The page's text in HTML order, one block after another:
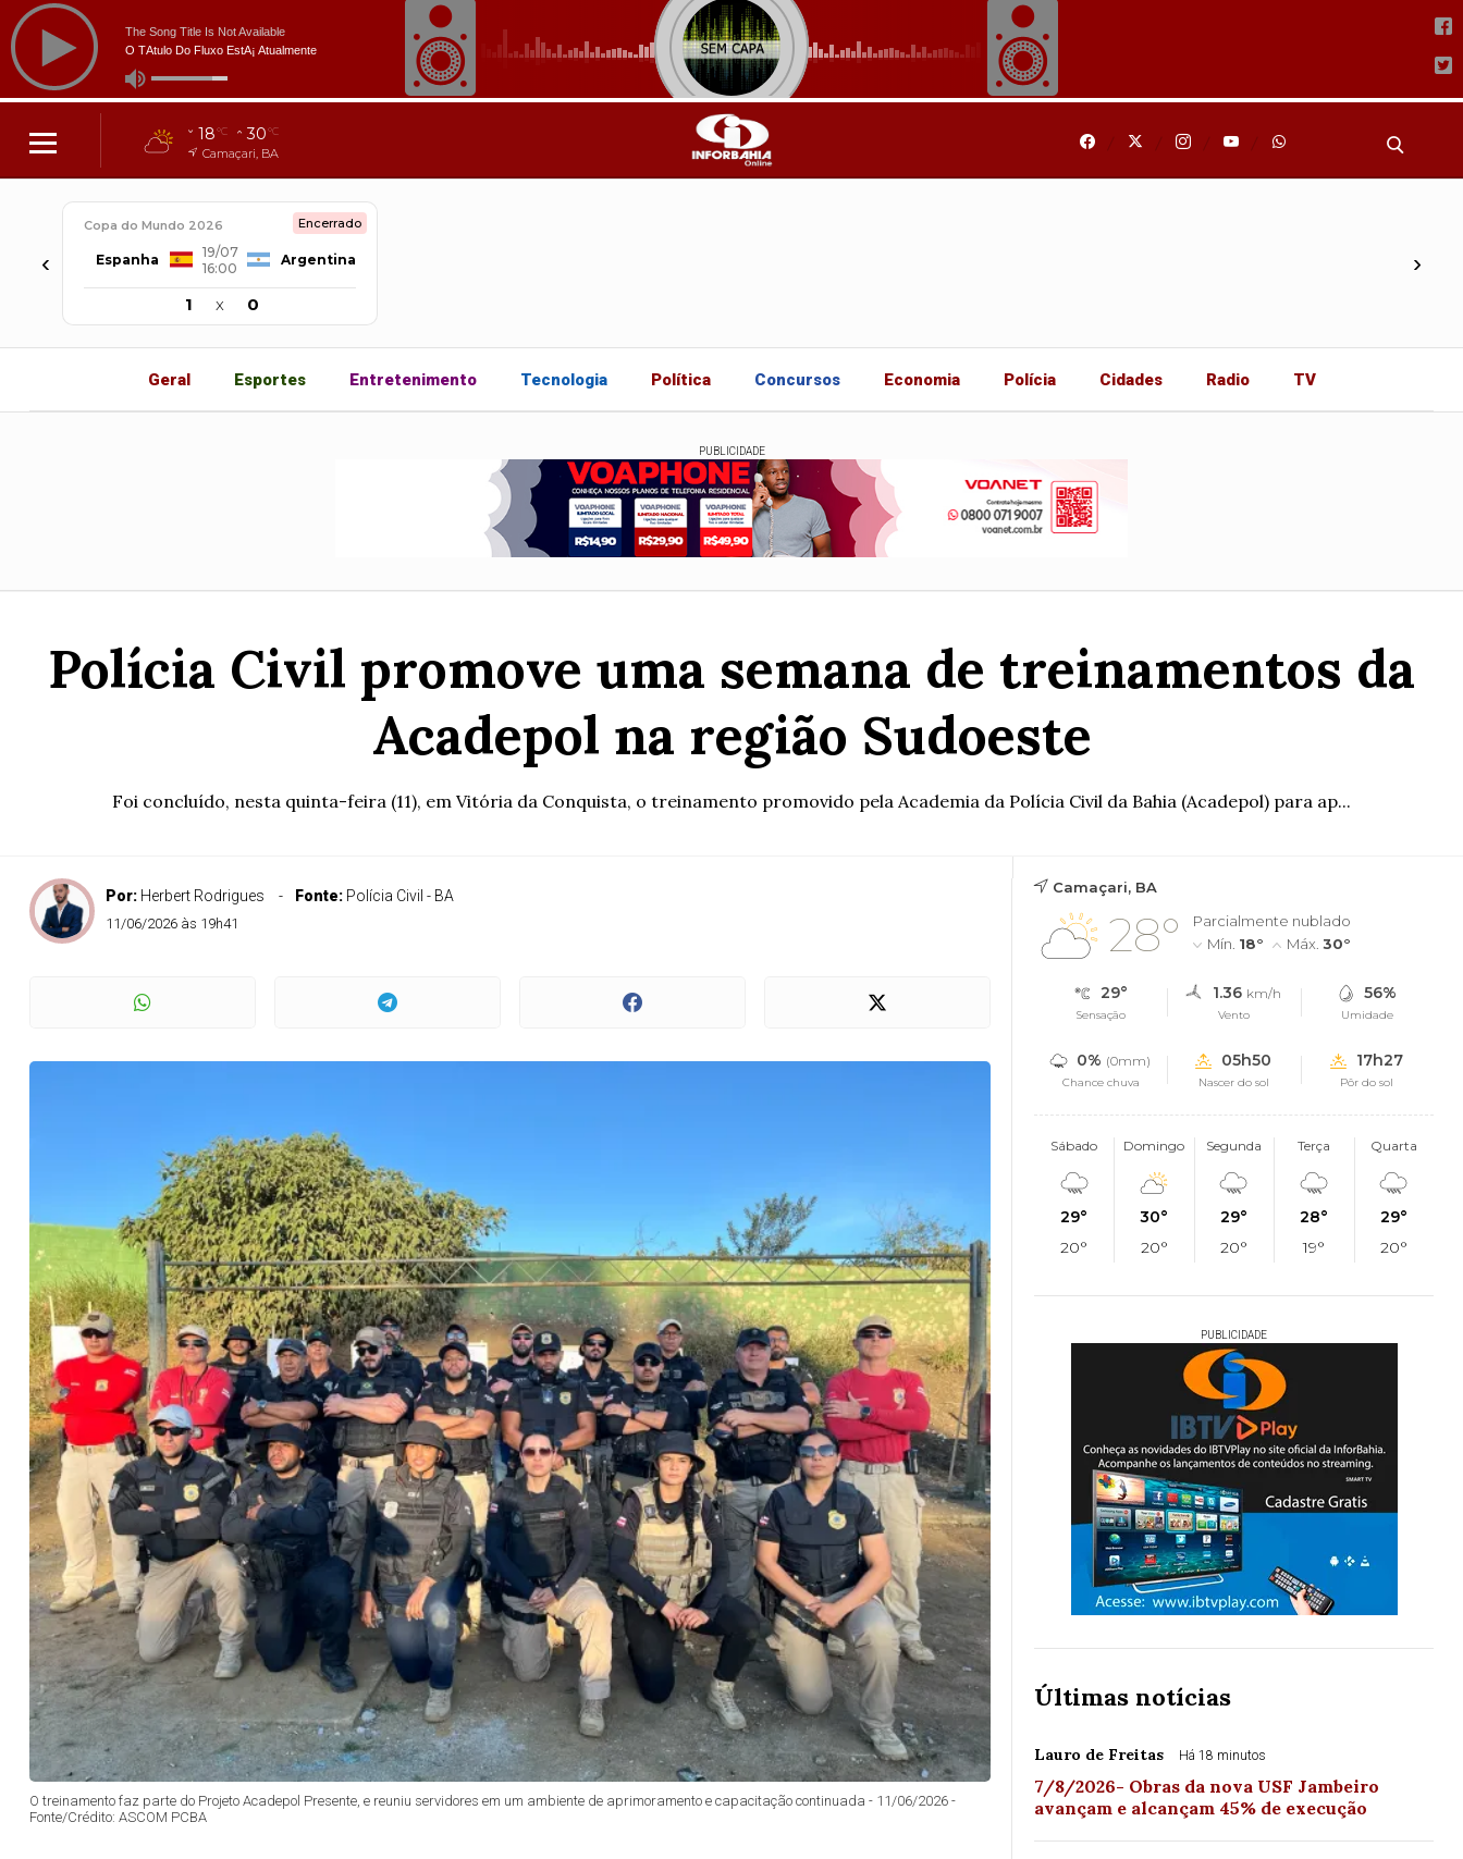
18°C 30°C
Camaçari, BA
‹
Copa do Mundo 2026 Encerrado
Espanha
19/07
16:00
Argentina
1 x 0
›
Geral Esportes Entretenimento Tecnologia Política Concursos Economia Polícia Cidades Radio TV
PUBLICIDADE
Polícia Civil promove uma semana de treinamentos da
Acadepol na região Sudoeste
Foi concluído, nesta quinta-feira (11), em Vitória da Conquista, o treinamento promovido pela Academia da Polícia Civil da Bahia (Acadepol) para ap...
Por: Herbert Rodrigues Fonte: Polícia Civil - BA
11/06/2026 às 19h41
O treinamento faz parte do Projeto Acadepol Presente, e reuniu servidores em um ambiente de aprimoramento e capacitação continuada - 11/06/2026 -
Fonte/Crédito: ASCOM PCBA
Camaçari, BA
28°
Parcialmente nublado
Mín. 18° Máx. 30°
29°
Sensação
1.36 km/h
Vento
56%
Umidade
0% (0mm)
Chance chuva
05h50
Nascer do sol
17h27
Pôr do sol
Sábado
29°
20°
Domingo
30°
20°
Segunda
29°
20°
Terça
28°
19°
Quarta
29°
20°
PUBLICIDADE
Últimas notícias
Lauro de Freitas Há 18 minutos
7/8/2026- Obras da nova USF Jambeiro
avançam e alcançam 45% de execução